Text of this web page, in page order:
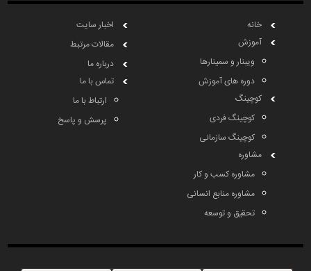
خانه
آموزش
ویبنار و سمینارها
دوره های آموزش
کوچینگ
کوچینگ فردی
کوچینگ سازمانی
مشاوره
مشاوره کسب و کار
مشاوره منابع انسانی
تحقیق و توسعه
اخبار سایت
مقالات مرتبط
درباره ما
تماس با ما
ارتباط با ما
پرسش و پاسخ